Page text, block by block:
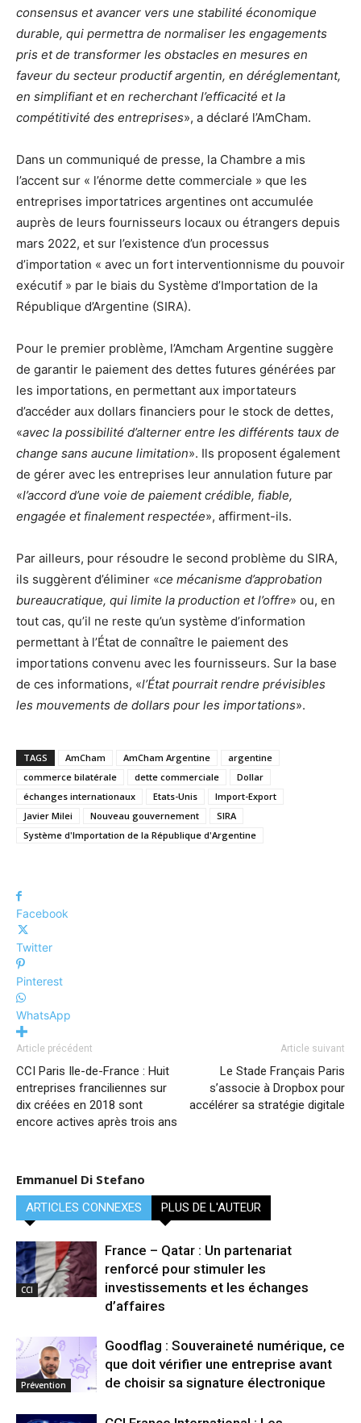
consensus et avancer vers une stabilité économique
durable, qui permettra de normaliser les engagements
pris et de transformer les obstacles en mesures en
faveur du secteur productif argentin, en déréglementant,
en simplifiant et en recherchant l’efficacité et la
compétitivité des entreprises», a déclaré l’AmCham.
Dans un communiqué de presse, la Chambre a mis
l’accent sur « l’énorme dette commerciale » que les
entreprises importatrices argentines ont accumulée
auprès de leurs fournisseurs locaux ou étrangers depuis
mars 2022, et sur l’existence d’un processus
d’importation « avec un fort interventionnisme du pouvoir
exécutif » par le biais du Système d’Importation de la
République d’Argentine (SIRA).
Pour le premier problème, l’Amcham Argentine suggère
de garantir le paiement des dettes futures générées par
les importations, en permettant aux importateurs
d’accéder aux dollars financiers pour le stock de dettes,
«avec la possibilité d’alterner entre les différents taux de
change sans aucune limitation». Ils proposent également
de gérer avec les entreprises leur annulation future par
«l’accord d’une voie de paiement crédible, fiable,
engagée et finalement respectée», affirment-ils.
Par ailleurs, pour résoudre le second problème du SIRA,
ils suggèrent d’éliminer «ce mécanisme d’approbation
bureaucratique, qui limite la production et l’offre» ou, en
tout cas, qu’il ne reste qu’un système d’information
permettant à l’État de connaître le paiement des
importations convenu avec les fournisseurs. Sur la base
de ces informations, «l’État pourrait rendre prévisibles
les mouvements de dollars pour les importations».
TAGS AmCham AmCham Argentine
argentine
commerce bilatérale
dette commerciale
Dollar
échanges internationaux
Etats-Unis
Import-Export
Javier Milei
Nouveau gouvernement
SIRA
Système d'Importation de la République d'Argentine
Facebook
Twitter
Pinterest
WhatsApp
Article précédent
CCI Paris Ile-de-France : Huit
entreprises franciliennes sur
dix créées en 2018 sont
encore actives après trois ans
Article suivant
Le Stade Français Paris
s’associe à Dropbox pour
accélérer sa stratégie digitale
Emmanuel Di Stefano
ARTICLES CONNEXES PLUS DE L'AUTEUR
CCI
France – Qatar : Un partenariat
renforcé pour stimuler les
investissements et les échanges
d’affaires
Prévention
Goodflag : Souveraineté numérique, ce
que doit vérifier une entreprise avant
de choisir sa signature électronique